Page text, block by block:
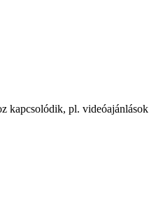
kapcsolódik, pl. videóajánlások